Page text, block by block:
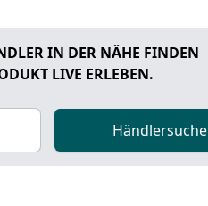
IN DER NÄHE FINDEN
LIVE ERLEBEN.
Händlersuche